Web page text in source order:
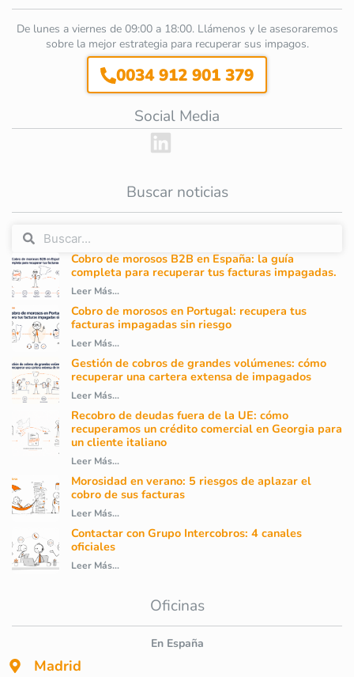
De lunes a viernes de 09:00 a 18:00. Llámenos y le asesoraremos
sobre la mejor estrategia para recuperar sus impagos.
0034 912 901 379
Social Media
Buscar noticias
Cobro de morosos B2B en España: la guía
completa para recuperar tus facturas impagadas.
Leer Más...
Cobro de morosos en Portugal: recupera tus
facturas impagadas sin riesgo
Leer Más...
Gestión de cobros de grandes volúmenes: cómo
recuperar una cartera extensa de impagados
Leer Más...
Recobro de deudas fuera de la UE: cómo
recuperamos un crédito comercial en Georgia para
un cliente italiano
Leer Más...
Morosidad en verano: 5 riesgos de aplazar el
cobro de sus facturas
Leer Más...
Contactar con Grupo Intercobros: 4 canales
oficiales
Leer Más...
Oficinas
En España
Madrid